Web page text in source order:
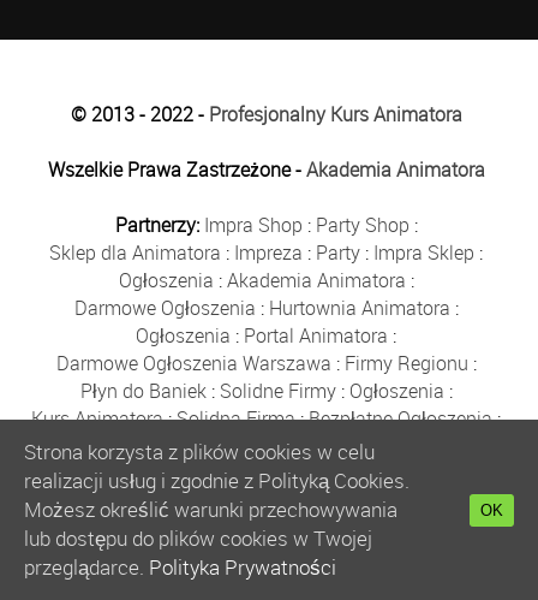
© 2013 - 2022 - Profesjonalny Kurs Animatora
Wszelkie Prawa Zastrzeżone -Akademia Animatora
Partnerzy: Impra Shop : Party Shop :
Sklep dla Animatora : Impreza : Party : Impra Sklep :
Ogłoszenia :Akademia Animatora :
Darmowe Ogłoszenia : Hurtownia Animatora :
Ogłoszenia : Portal Animatora :
Darmowe Ogłoszenia Warszawa : Firmy Regionu :
Płyn do Baniek: Solidne Firmy: Ogłoszenia :
Kurs Animatora:Solidna Firma:Bezpłatne Ogłoszenia:
Animator Czasu Wolnego:
Bezpłatne Ogłoszenia Warszawa:sklep animatora
Bańki Mydlane:Bezpłatne Ogłoszenia
Szkolenie Animatorów:Kurs Animatora
:
Kurs Animatora Warszawa :Rumia
Kurs Animatora Poznań:
Strona korzysta z plików cookies w celu
realizacji usług i zgodnie z Polityką Cookies.
Możesz określić warunki przechowywania
lub dostępu do plików cookies w Twojej
przeglądarce. Polityka Prywatności
OK